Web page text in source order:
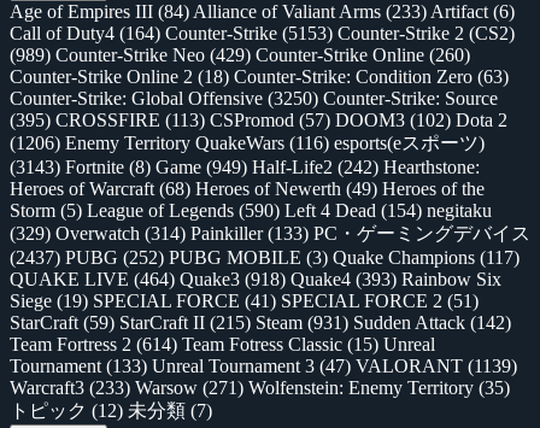
Age of Empires III (84) Alliance of Valiant Arms (233) Artifact (6)
Call of Duty4 (164) Counter-Strike (5153) Counter-Strike 2 (CS2)
(989) Counter-Strike Neo (429) Counter-Strike Online (260)
Counter-Strike Online 2 (18) Counter-Strike: Condition Zero (63)
Counter-Strike: Global Offensive (3250) Counter-Strike: Source
(395) CROSSFIRE (113) CSPromod (57) DOOM3 (102) Dota 2
(1206) Enemy Territory QuakeWars (116) esports(eスポーツ)
(3143) Fortnite (8) Game (949) Half-Life2 (242) Hearthstone:
Heroes of Warcraft (68) Heroes of Newerth (49) Heroes of the
Storm (5) League of Legends (590) Left 4 Dead (154) negitaku
(329) Overwatch (314) Painkiller(133) PC・ゲーミングデバイス
(2437) PUBG (252) PUBG MOBILE (3) Quake Champions (117)
QUAKE LIVE (464) Quake3 (918) Quake4 (393) Rainbow Six
Siege (19) SPECIAL FORCE (41) SPECIAL FORCE 2 (51)
StarCraft (59) StarCraft II (215) Steam (931) Sudden Attack (142)
Team Fortress 2 (614) Team Fotress Classic (15) Unreal
Tournament (133) Unreal Tournament 3 (47) VALORANT (1139)
Warcraft3 (233) Warsow (271) Wolfenstein: Enemy Territory (35)
トピック (12) 未分類 (7)